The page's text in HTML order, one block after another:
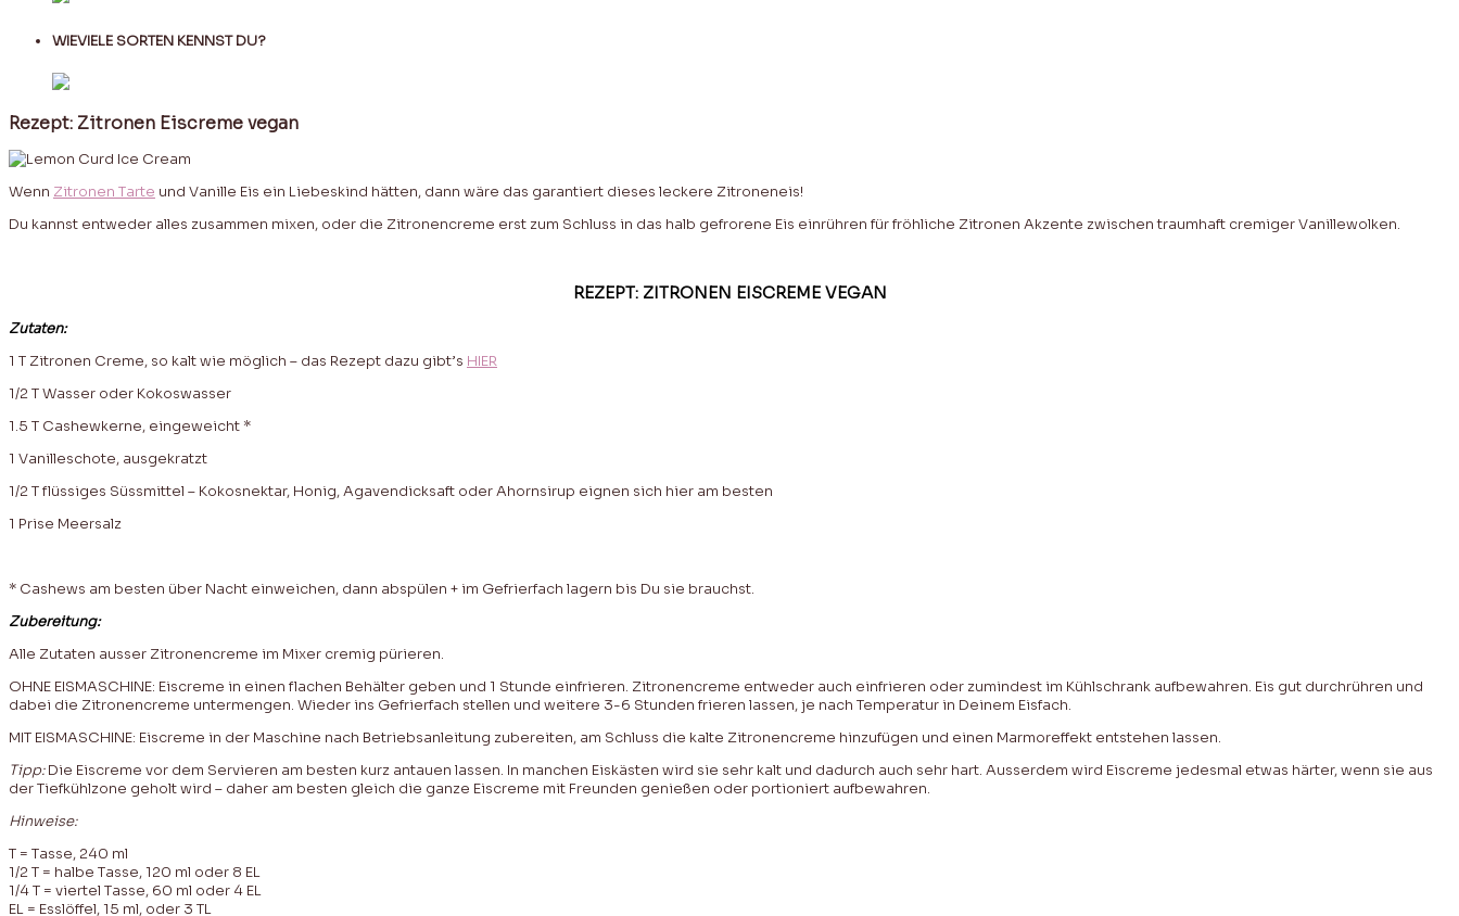
WIEVIELE SORTEN KENNST DU?
Rezept: Zitronen Eiscreme vegan
Wenn Zitronen Tarte und Vanille Eis ein Liebeskind hätten, dann wäre das garantiert dieses leckere Zitroneneis!
Du kannst entweder alles zusammen mixen, oder die Zitronencreme erst zum Schluss in das halb gefrorene Eis einrühren für fröhliche Zitronen Akzente zwischen traumhaft cremiger Vanillewolken.
REZEPT: ZITRONEN EISCREME VEGAN
Zutaten:
1 T Zitronen Creme, so kalt wie möglich – das Rezept dazu gibt’s HIER
1/2 T Wasser oder Kokoswasser
1.5 T Cashewkerne, eingeweicht *
1 Vanilleschote, ausgekratzt
1/2 T flüssiges Süssmittel – Kokosnektar, Honig, Agavendicksaft oder Ahornsirup eignen sich hier am besten
1 Prise Meersalz
* Cashews am besten über Nacht einweichen, dann abspülen + im Gefrierfach lagern bis Du sie brauchst.
Zubereitung:
Alle Zutaten ausser Zitronencreme im Mixer cremig pürieren.
OHNE EISMASCHINE: Eiscreme in einen flachen Behälter geben und 1 Stunde einfrieren. Zitronencreme entweder auch einfrieren oder zumindest im Kühlschrank aufbewahren. Eis gut durchrühren und
dabei die Zitronencreme untermengen. Wieder ins Gefrierfach stellen und weitere 3-6 Stunden frieren lassen, je nach Temperatur in Deinem Eisfach.
MIT EISMASCHINE: Eiscreme in der Maschine nach Betriebsanleitung zubereiten, am Schluss die kalte Zitronencreme hinzufügen und einen Marmoreffekt entstehen lassen.
Tipp:Die Eiscreme vor dem Servieren am besten kurz antauen lassen. In manchen Eiskästen wird sie sehr kalt und dadurch auch sehr hart. Ausserdem wird Eiscreme jedesmal etwas härter, wenn sie aus
der Tiefkühlzone geholt wird – daher am besten gleich die ganze Eiscreme mit Freunden genießen oder portioniert aufbewahren.
Hinweise:
T = Tasse, 240 ml
1/2 T = halbe Tasse, 120 ml oder 8 EL
1/4 T = viertel Tasse, 60 ml oder 4 EL
EL = Esslöffel, 15 ml, oder 3 TL